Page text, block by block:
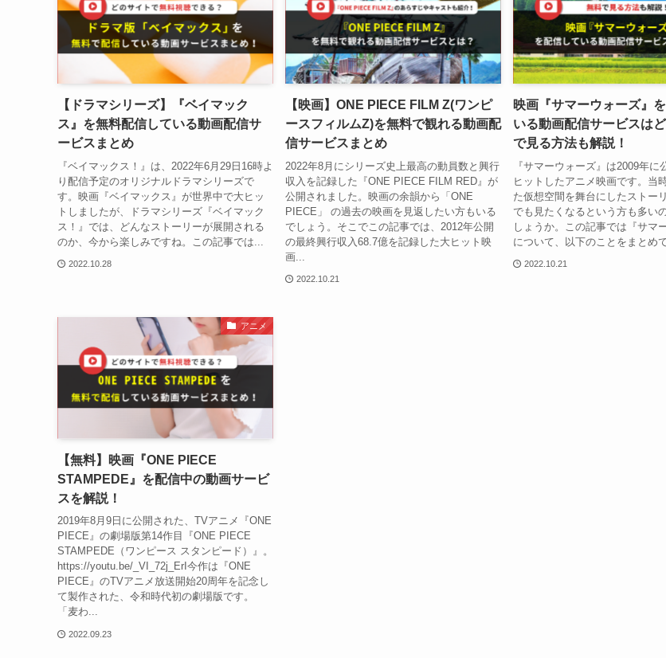
【ドラマシリーズ】『ベイマック
ス』を無料配信している動画配信サ
ービスまとめ
『ベイマックス！』は、2022年6月29日16時よ
り配信予定のオリジナルドラマシリーズで
す。映画『ベイマックス』が世界中で大ヒッ
トしましたが、ドラマシリーズ『ベイマック
ス！』では、どんなストーリーが展開される
のか、今から楽しみですね。この記事では...
2022.10.28
【映画】ONE PIECE FILM Z(ワンピ
ースフィルムZ)を無料で観れる動画配
信サービスまとめ
2022年8月にシリーズ史上最高の動員数と興行
収入を記録した『ONE PIECE FILM RED』が
公開されました。映画の余韻から「ONE
PIECE」 の過去の映画を見返したい方もいる
でしょう。そこでこの記事では、2012年公開
の最終興行収入68.7億を記録した大ヒット映
画...
2022.10.21
映画『サマーウォーズ』
いる動画配信サービスは
で見る方法も解説！
『サマーウォーズ』は2009年に
ヒットしたアニメ映画です。当
た仮想空間を舞台にしたストー
でも見たくなるという方も多い
しょうか。この記事では『サマ
について、以下のことをまとめ
2022.10.21
アニメ
【無料】映画『ONE PIECE
STAMPEDE』を配信中の動画サービ
スを解説！
2019年8月9日に公開された、TVアニメ『ONE
PIECE』の劇場版第14作目『ONE PIECE
STAMPEDE（ワンピース スタンピード）』。
https://youtu.be/_VI_72j_ErI今作は『ONE
PIECE』のTVアニメ放送開始20周年を記念し
て製作された、令和時代初の劇場版です。
「麦わ...
2022.09.23